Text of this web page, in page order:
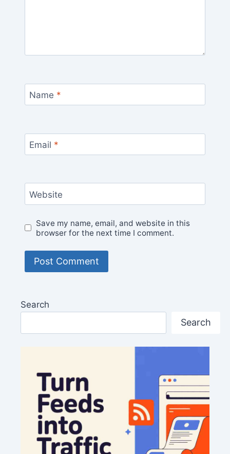
Name *
Email *
Website
Save my name, email, and website in this
browser for the next time I comment.
Search
Search